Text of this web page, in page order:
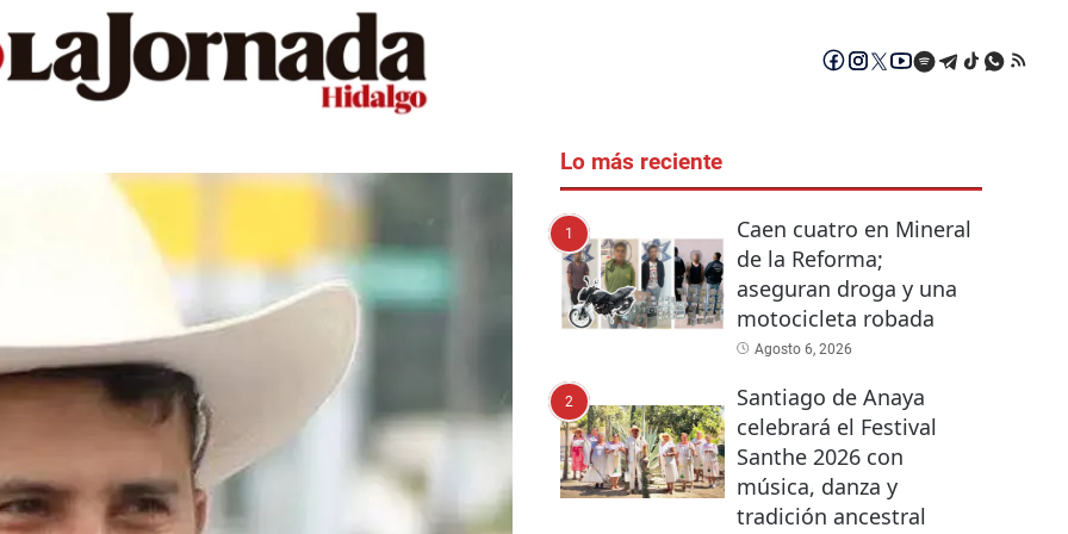
Lo más reciente
1
Caen cuatro en Mineral
de la Reforma;
aseguran droga y una
motocicleta robada
Agosto 6, 2026
2
Santiago de Anaya
celebrará el Festival
Santhe 2026 con
música, danza y
tradición ancestral